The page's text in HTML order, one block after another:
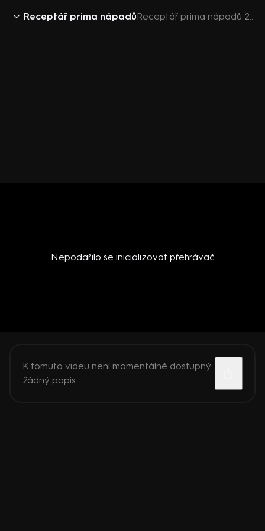
Receptář prima nápadů Receptář prima nápadů 2018 (23): Fíky v zahradě
Nepodařilo se inicializovat přehrávač
K tomuto videu není momentálně dostupný
žádný popis.